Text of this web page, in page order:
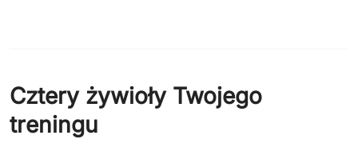
Cztery żywioły Twojego
treningu